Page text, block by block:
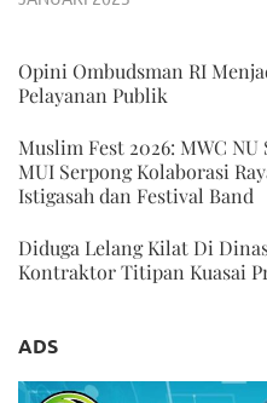
Opini Ombudsman RI
Pelayanan Publik
Muslim Fest 2026: MWC NU
MUI Serpong Kolaborasi
Istigasah dan Festival Band
Diduga Lelang Kilat Di
Kontraktor Titipan Kuasai
ADS